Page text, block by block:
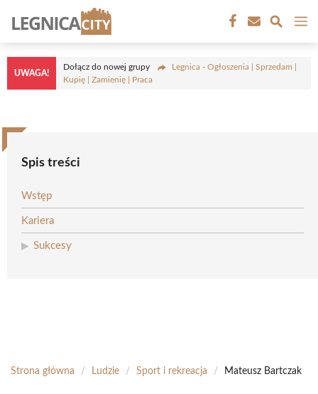
treści
UWAGA!
Dołącz do nowej grupy
Legnica - Ogłoszenia | Sprzedam |
Kupię | Zamienię | Praca
Spis treści
Wstęp
Kariera
Sukcesy
Strona główna / Ludzie / Sport i rekreacja / Mateusz Bartczak